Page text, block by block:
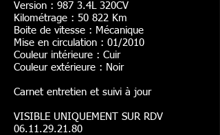
Version : 987 3.4L 320CV
Kilométrage : 50 822 Km
Boite de vitesse : Mécanique
Mise en circulation : 01/2010
Couleur intérieure : Cuir
Couleur extérieure : Noir
Carnet entretien et suivi à jour
VISIBLE UNIQUEMENT SUR RDV
06.11.29.21.80